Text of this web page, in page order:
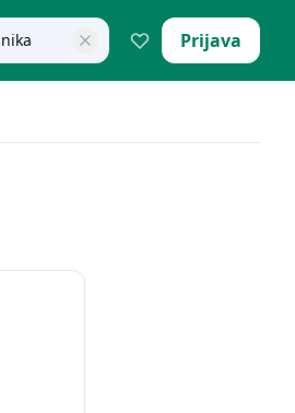
Prijava